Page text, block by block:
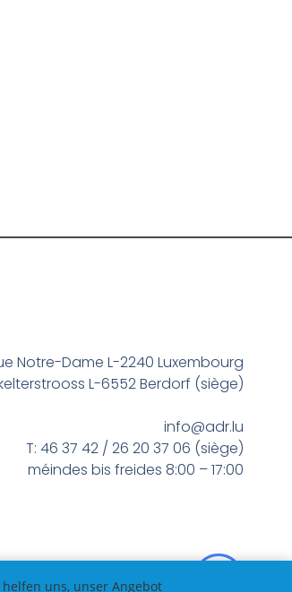
Notre-Dame L-2240 Luxembourg
L-6552 Berdorf (siège)
info@adr.lu
T: 46 37 42 / 26 20 37 06 (siège)
méindes bis freides 8:00 – 17:00
uns, unser Angebot